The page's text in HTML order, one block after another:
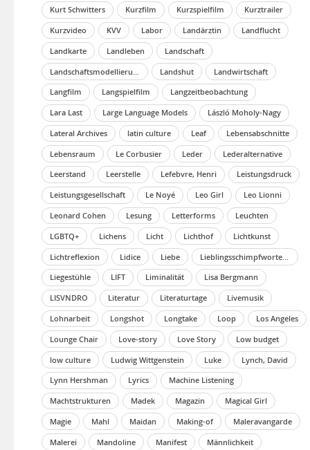
Kurt Schwitters
Kurzfilm Kurzspielfilm
Kurztrailer
Kurzvideo
KVV Labor Landärztin
Landflucht
Landkarte
Landleben
Landschaft
Landshut
Landwirtschaft
Langfilm
Langspielfilm
Langzeitbeobachtung
Lara Last
Large Language Models
László Moholy-Nagy
Lateral Archives
latin culture Leaf
Lebensabschnitte
Lebensraum
Le Corbusier Leder
Lederalternative
Leerstand
Leerstelle Lefebvre, Henri
Leistungsdruck
Leistungsgesellschaft
Le Noyé Leo Girl
Leo Lionni
Leonard Cohen
Lesung Letterforms
Leuchten
LGBTQ+
Lichens Licht Lichthof
Lichtkunst
Lichtreflexion
Lidice Liebe
Liegestühle
LIFT Liminalität
Lisa Bergmann
LISVNDRO
Literatur Literaturtage
Livemusik
Lohnarbeit
Longshot Longtake Loop
Los Angeles
Lounge Chair
Love-story Love Story
Low budget
low culture
Ludwig Wittgenstein Luke
Lynch, David
Lynn Hershman
Lyrics
Machine Listening
Machtstrukturen
Madek Magazin
Magical Girl
Magie
Mahl Maidan Making-of
Maleravangarde
Malerei
Mandoline Manifest
Männlichkeit